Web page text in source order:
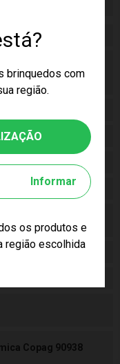
brinquedos com
região.
Informar
os produtos e
região escolhida
Imagens
Copag 90938